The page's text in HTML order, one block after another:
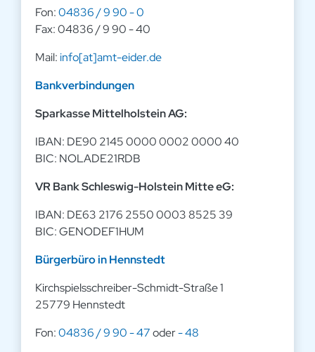
Fon:04836 / 9 90 - 0
Fax: 04836 / 9 90 - 40
Mail:info[at]amt-eider.de
Bankverbindungen
Sparkasse Mittelholstein AG:
IBAN: DE90 2145 0000 0002 0000 40
BIC: NOLADE21RDB
VR Bank Schleswig-Holstein Mitte eG:
IBAN: DE63 2176 2550 0003 8525 39
BIC: GENODEF1HUM
Bürgerbüro in Hennstedt
Kirchspielsschreiber-Schmidt-Straße 1
25779 Hennstedt
Fon:04836 / 9 90 - 47oder- 48